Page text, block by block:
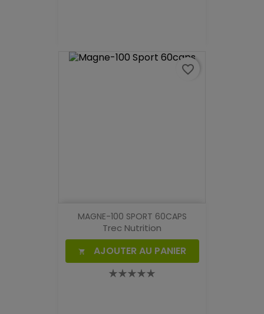
MAGNE-100 SPORT 60CAPS
Trec Nutrition
 AJOUTER AU PANIER
favorite_border